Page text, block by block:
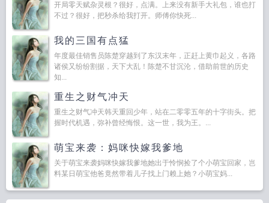
开局零天赋杂灵根？很好，点满。上来没有新手大礼包，谁也打
不过？很好，把秒杀给我打开。师傅你快死...
我的三国有点猛
年度最佳销售员陈楚穿越到了东汉末年，正赶上黄巾起义，各路
诸侯又纷纷割据，天下大乱！陈楚不甘沉沦，借助前世的历史
知...
重生之财气冲天
重生之财气冲天韩天重回少年，站在二零零五年的十字街头。把
握时代机遇，弥补曾经悔恨。这一世，我为王。...
萌宝来袭：妈咪快嫁我爹地
关于萌宝来袭妈咪快嫁我爹地她出于怜悯捡了个小萌宝回家，岂
料某日萌宝他爸竟然带着儿子找上门赖上她？小萌宝妈...